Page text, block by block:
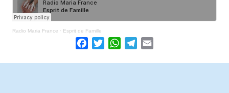
Radio Maria France · Esprit de Famille
Facebook
TwitterWhatsApp
Telegram